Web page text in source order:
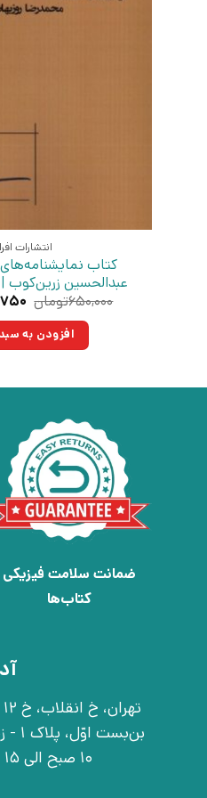
انتشارات
کتاب نمایشنامه‌های
عبدالحسین زرین‌کوب |
۶۵۰,۰۰۰تومان
بود.افزودن به
ضمانت سلامت فیزیکی
کتاب‌ها
10 صبح الی 15 (3 بعد از ظهر) - قبل از تشریف آوردن تماس بگیرید